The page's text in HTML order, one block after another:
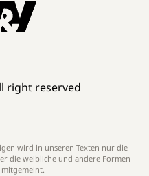
right reserved
wird in unseren Texten nur die
die weibliche und andere Formen